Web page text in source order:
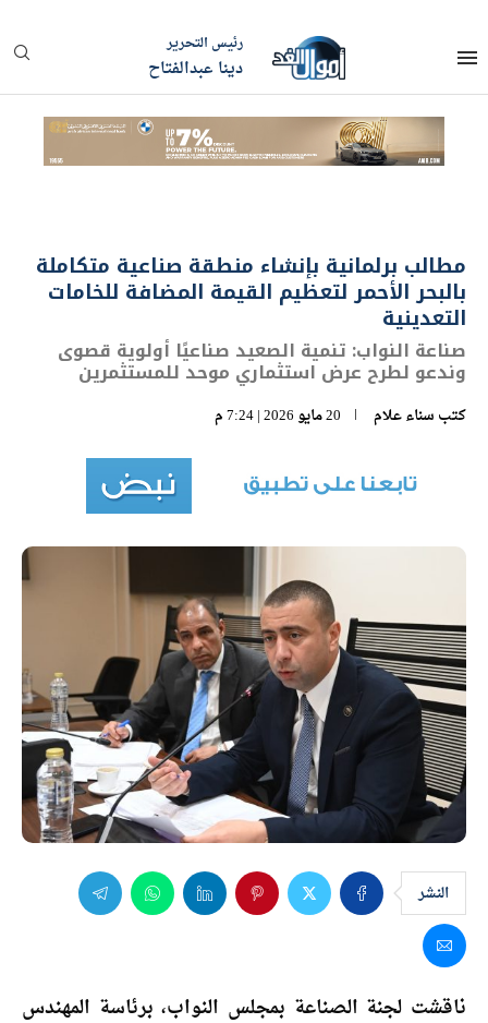
رئيس التحرير
دينا عبدالفتاح
مطالب برلمانية بإنشاء منطقة صناعية متكاملة
بالبحر الأحمر لتعظيم القيمة المضافة للخامات
التعدينية
صناعة النواب: تنمية الصعيد صناعيًا أولوية قصوى
وندعو لطرح عرض استثماري موحد للمستثمرين
كتب سناء علام 20 مايو 2026 | 7:24 م
النشر
ناقشت لجنة الصناعة بمجلس النواب، برئاسة المهندس